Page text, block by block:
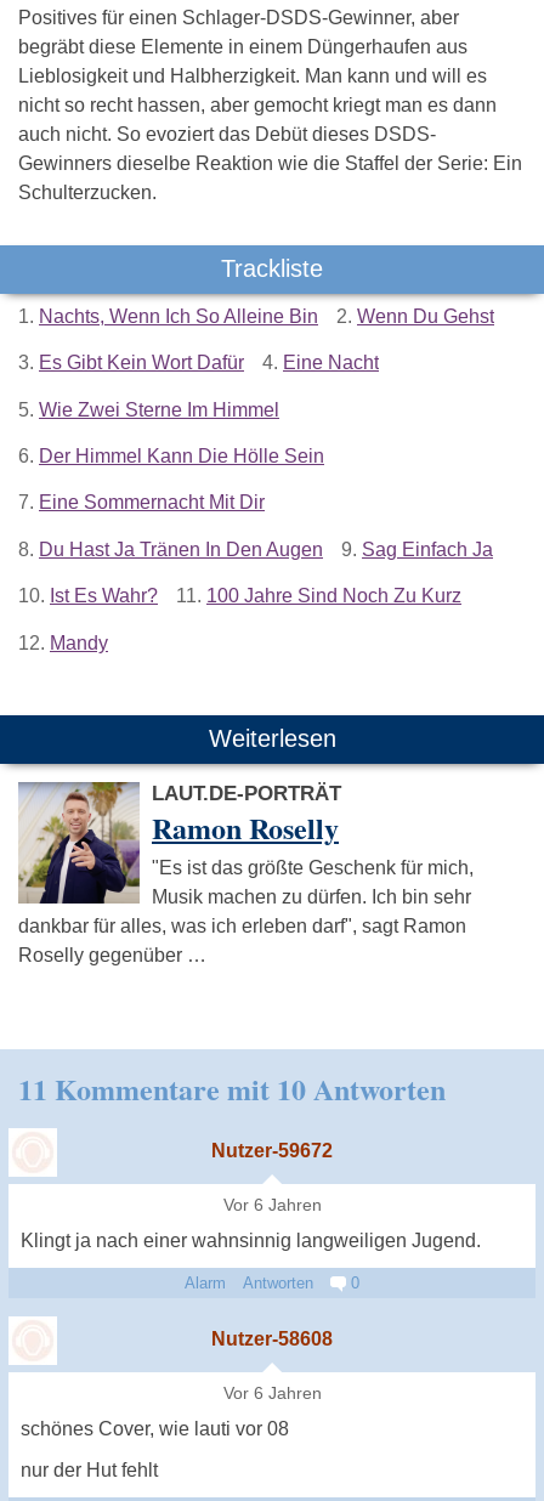
Positives für einen Schlager-DSDS-Gewinner, aber
begräbt diese Elemente in einem Düngerhaufen aus
Lieblosigkeit und Halbherzigkeit. Man kann und will es
nicht so recht hassen, aber gemocht kriegt man es dann
auch nicht. So evoziert das Debüt dieses DSDS-
Gewinners dieselbe Reaktion wie die Staffel der Serie: Ein
Schulterzucken.
Trackliste
1. Nachts, Wenn Ich So Alleine Bin 2. Wenn Du Gehst
3. Es Gibt Kein Wort Dafür 4. Eine Nacht
5. Wie Zwei Sterne Im Himmel
6. Der Himmel Kann Die Hölle Sein
7. Eine Sommernacht Mit Dir
8. Du Hast Ja Tränen In Den Augen 9. Sag Einfach Ja
10. Ist Es Wahr? 11. 100 Jahre Sind Noch Zu Kurz
12. Mandy
Weiterlesen
LAUT.DE-PORTRÄT
Ramon Roselly
"Es ist das größte Geschenk für mich,
Musik machen zu dürfen. Ich bin sehr
dankbar für alles, was ich erleben darf", sagt Ramon
Roselly gegenüber …
11 Kommentare mit 10 Antworten
Nutzer-59672
Vor 6 Jahren
Klingt ja nach einer wahnsinnig langweiligen Jugend.
Alarm Antworten 0
Nutzer-58608
Vor 6 Jahren
schönes Cover, wie lauti vor 08
nur der Hut fehlt